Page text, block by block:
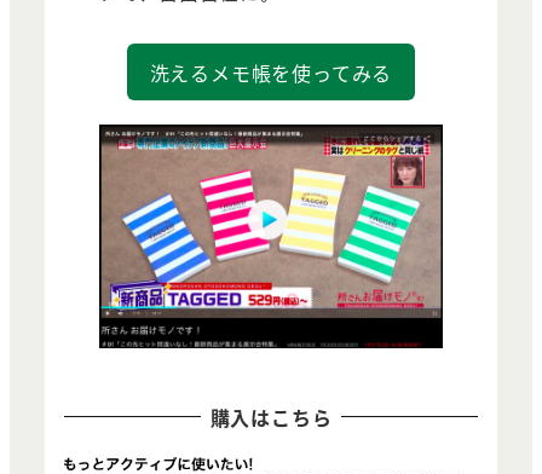
洗えるメモ帳を使ってみる
購入はこちら